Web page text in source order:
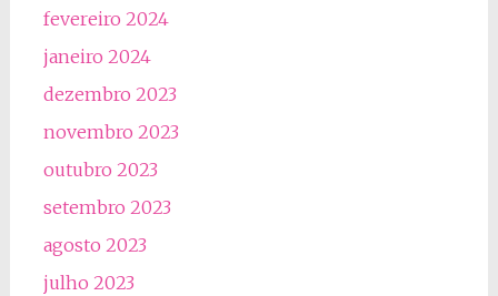
fevereiro 2024
janeiro 2024
dezembro 2023
novembro 2023
outubro 2023
setembro 2023
agosto 2023
julho 2023